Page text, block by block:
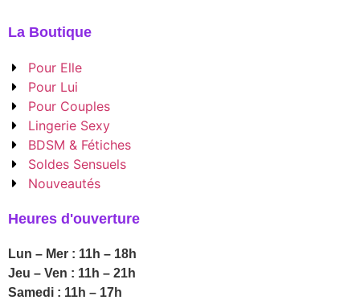
La Boutique
Pour Elle
Pour Lui
Pour Couples
Lingerie Sexy
BDSM & Fétiches
Soldes Sensuels
Nouveautés
Heures d'ouverture
Lun – Mer : 11h – 18h
Jeu – Ven : 11h – 21h
Samedi : 11h – 17h